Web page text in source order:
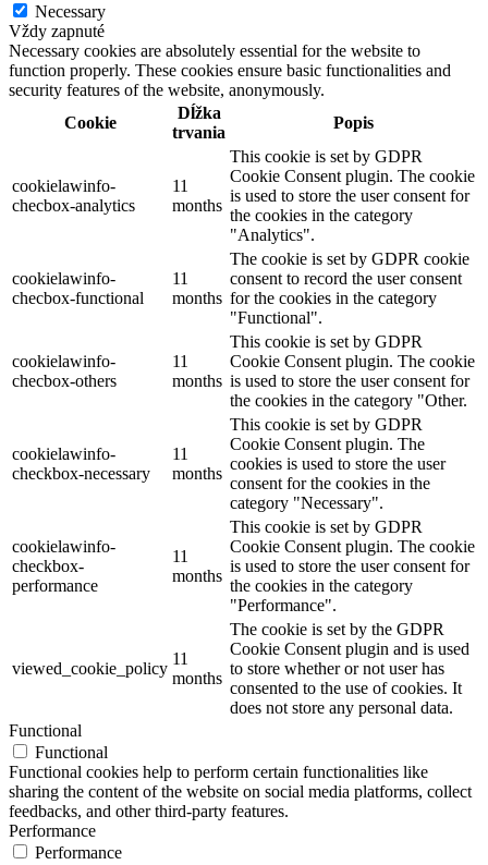
Necessary
Vždy zapnuté
Necessary cookies are absolutely essential for the website to
function properly. These cookies ensure basic functionalities and
security features of the website, anonymously.
Cookie
Dĺžka
trvania
Popis
cookielawinfo-
checbox-analytics
11
months
This cookie is set by GDPR
Cookie Consent plugin. The cookie
is used to store the user consent for
the cookies in the category
"Analytics".
cookielawinfo-
checbox-functional
11
months
The cookie is set by GDPR cookie
consent to record the user consent
for the cookies in the category
"Functional".
cookielawinfo-
checbox-others
11
months
This cookie is set by GDPR
Cookie Consent plugin. The cookie
is used to store the user consent for
the cookies in the category "Other.
cookielawinfo-
checkbox-necessary
11
months
This cookie is set by GDPR
Cookie Consent plugin. The
cookies is used to store the user
consent for the cookies in the
category "Necessary".
cookielawinfo-
checkbox-
performance
11
months
This cookie is set by GDPR
Cookie Consent plugin. The cookie
is used to store the user consent for
the cookies in the category
"Performance".
viewed_cookie_policy
11
months
The cookie is set by the GDPR
Cookie Consent plugin and is used
to store whether or not user has
consented to the use of cookies. It
does not store any personal data.
Functional
Functional
Functional cookies help to perform certain functionalities like
sharing the content of the website on social media platforms, collect
feedbacks, and other third-party features.
Performance
Performance